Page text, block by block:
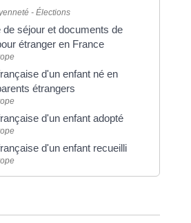
- Élections
de séjour et documents de
étranger en France
d'un enfant né en
étrangers
d'un enfant adopté
d'un enfant recueilli